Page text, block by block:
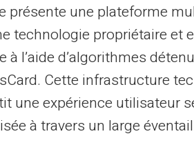
sur la majorité des
ainsi effectuer des
sans restrictions
en ligne.
présente une plateforme
technologie propriétaire et
à l’aide d’algorithmes
Cette infrastructure
une expérience utilisateur
à travers un large